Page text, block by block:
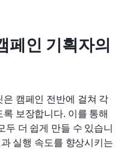
페인 기획자의
캠페인 전반에 걸쳐 각
보장합니다. 이를 통해
두 더 쉽게 만들 수 있습니
실행 속도를 향상시키는